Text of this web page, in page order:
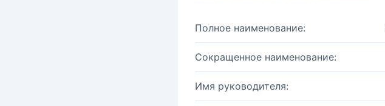
Полное наименование:
Сокращенное наименование:
Имя руководителя: